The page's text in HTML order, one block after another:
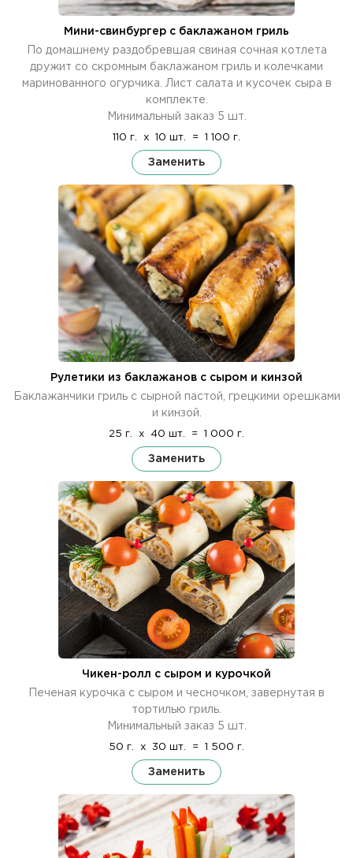
Мини-свинбургер с баклажаном гриль
По домашнему раздобревшая свиная сочная котлета
дружит со скромным баклажаном гриль и колечками
маринованного огурчика. Лист салата и кусочек сыра в
комплекте.
Минимальный заказ 5 шт.
110 г. x 10 шт. = 1 100 г.
Заменить
Рулетики из баклажанов с сыром и кинзой
Баклажанчики гриль с сырной пастой, грецкими орешками
и кинзой.
25 г. x 40 шт. = 1 000 г.
Заменить
Чикен-ролл с сыром и курочкой
Печеная курочка с сыром и чесночком, завернутая в
тортилью гриль.
Минимальный заказ 5 шт.
50 г. x 30 шт. = 1 500 г.
Заменить